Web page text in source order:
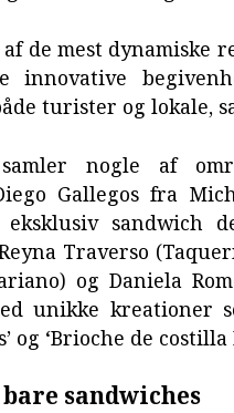
de mest dynamiske
innovative
turister og lokale,
samler nogle af
Gallegos fra
sandwich
Traverso
og Daniela
unikke kreationer
og ‘Brioche de costilla
sandwiches